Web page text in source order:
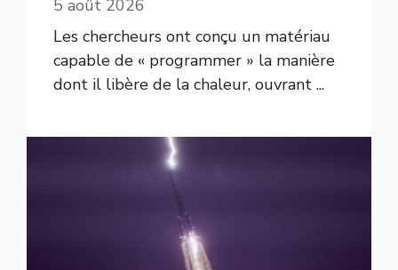
5 août 2026
Les chercheurs ont conçu un matériau
capable de « programmer » la manière
dont il libère de la chaleur, ouvrant ...